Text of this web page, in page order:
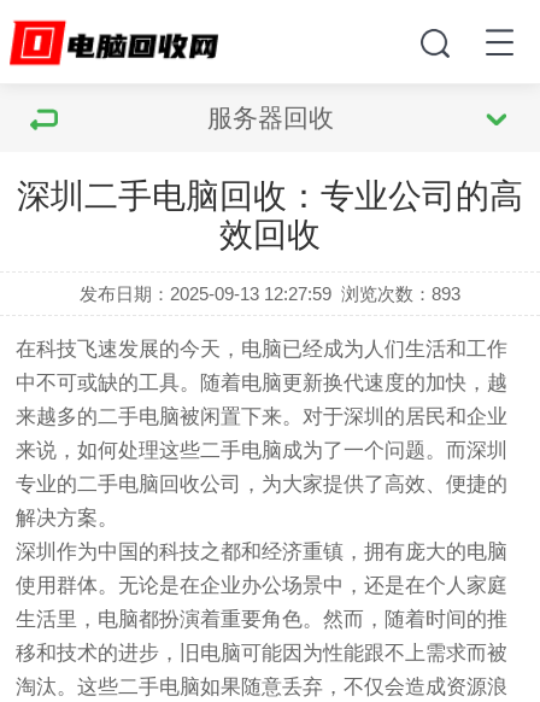
服务器回收
深圳二手电脑回收：专业公司的高
效回收
发布日期：2025-09-13 12:27:59 浏览次数：893
在科技飞速发展的今天，电脑已经成为人们生活和工作
中不可或缺的工具。随着电脑更新换代速度的加快，越
来越多的二手电脑被闲置下来。对于深圳的居民和企业
来说，如何处理这些二手电脑成为了一个问题。而深圳
专业的二手电脑回收公司，为大家提供了高效、便捷的
解决方案。
深圳作为中国的科技之都和经济重镇，拥有庞大的电脑
使用群体。无论是在企业办公场景中，还是在个人家庭
生活里，电脑都扮演着重要角色。然而，随着时间的推
移和技术的进步，旧电脑可能因为性能跟不上需求而被
淘汰。这些二手电脑如果随意丢弃，不仅会造成资源浪